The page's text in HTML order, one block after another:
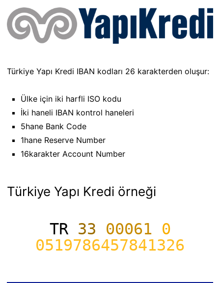
Türkiye Yapı Kredi IBAN kodları 26 karakterden oluşur:
Ülke için iki harfli ISO kodu
İki haneli IBAN kontrol haneleri
5hane Bank Code
1hane Reserve Number
16karakter Account Number
Türkiye Yapı Kredi örneği
TR33 00061 0
0519786457841326